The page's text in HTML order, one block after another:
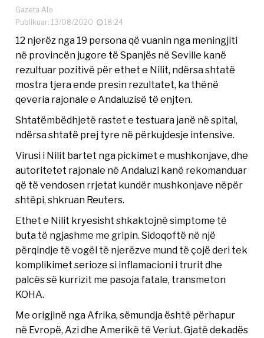
Gazeta Alo
Publikuar: 13/08/2020
18:24
12 njerëz nga 19 persona që vuanin nga meningjiti
në provincën jugore të Spanjës në Seville kanë
rezultuar pozitivë për ethet e Nilit, ndërsa shtatë
mostra tjera ende presin rezultatet, ka thënë
qeveria rajonale e Andaluzisë të enjten.
Shtatëmbëdhjetë rastet e testuara janë në spital,
ndërsa shtatë prej tyre në përkujdesje intensive.
Virusi i Nilit bartet nga pickimet e mushkonjave, dhe
autoritetet rajonale në Andaluzi kanë rekomanduar
që të vendosen rrjetat kundër mushkonjave nëpër
shtëpi, shkruan Reuters.
Ethet e Nilit kryesisht shkaktojnë simptome të
buta të ngjashme me gripin. Sidoqoftë në një
përqindje të vogël të njerëzve mund të çojë deri tek
komplikimet serioze si inflamacioni i trurit dhe
palcës së kurrizit me pasoja fatale, transmeton
KOHA.
Me origjinë nga Afrika, sëmundja është përhapur
në Evropë, Azi dhe Amerikë të Veriut. Gjatë dekadës